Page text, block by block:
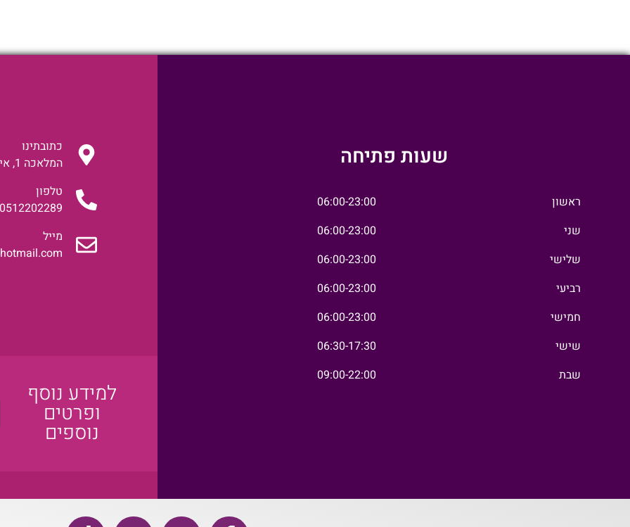
שעות פתיחה
ראשון
שני
שלישי
רביעי
חמישי
שישי
שבת
06:00-23:00
06:00-23:00
06:00-23:00
06:00-23:00
06:00-23:00
06:30-17:30
09:00-22:00
כתובתינו
המלאכה 1, אילת
טלפון
0512202289
מייל
למידע נוסף
ופרטים
נוספים